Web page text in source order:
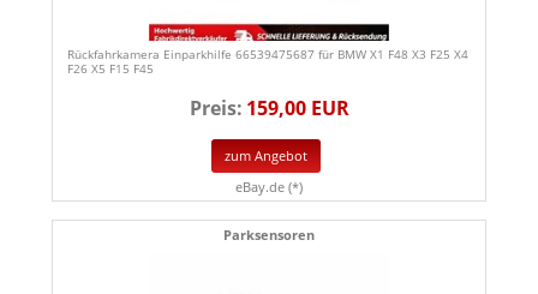
Rückfahrkamera Einparkhilfe 66539475687 für BMW X1 F48 X3 F25 X4
F26 X5 F15 F45
Preis: 159,00 EUR
zum Angebot
eBay.de (*)
Parksensoren